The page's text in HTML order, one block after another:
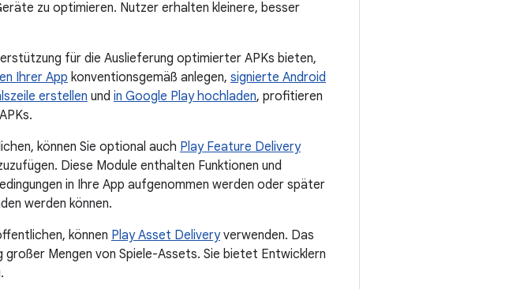
zu optimieren. Nutzer erhalten kleinere, besser
für die Auslieferung optimierter APKs bieten,
Ihrer App konventionsgemäß anlegen, signierte Android
erstellen und in Google Play hochladen, profitieren
können Sie optional auch Play Feature Delivery
Diese Module enthalten Funktionen und
in Ihre App aufgenommen werden oder später
werden können.
können Play Asset Deliveryverwenden. Das
Mengen von Spiele-Assets. Sie bietet Entwicklern